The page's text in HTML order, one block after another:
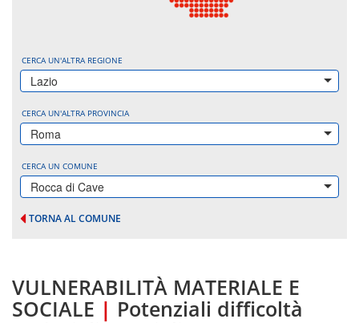
CERCA UN'ALTRA REGIONE
Lazio
CERCA UN'ALTRA PROVINCIA
Roma
CERCA UN COMUNE
Rocca di Cave
TORNA AL COMUNE
VULNERABILITÀ MATERIALE E
SOCIALE | Potenziali difficoltà